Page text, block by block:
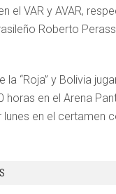
el VAR y AVAR,
Roberto
la “Roja” y Bolivia
horas en el Arena
en el certamen